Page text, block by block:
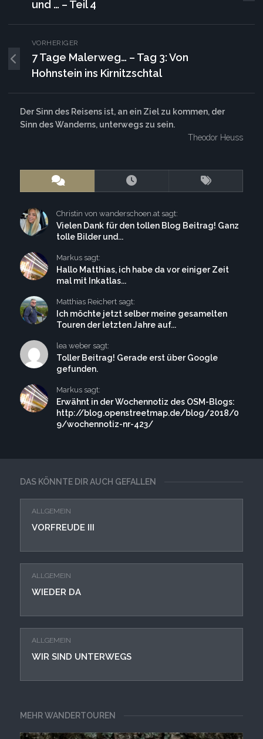
DAS KÖNNTE DIR AUCH GEFALLEN
ALLGEMEIN
VORFREUDE III
ALLGEMEIN
WIEDER DA
ALLGEMEIN
WIR SIND UNTERWEGS
MEHR WANDERTOUREN
und … – Teil 4
VORHERIGER
7 Tage Malerweg… – Tag 3: Von
Hohnstein ins Kirnitzschtal
Der Sinn des Reisens ist, an ein Ziel zu kommen, der
Sinn des Wanderns, unterwegs zu sein.
Theodor Heuss
Christin von wanderschoen.at sagt:
Vielen Dank für den tollen Blog Beitrag! Ganz
tolle Bilder und...
Markus sagt:
Hallo Matthias, ich habe da vor einiger Zeit
mal mit Inkatlas...
Matthias Reichert sagt:
Ich möchte jetzt selber meine gesamelten
Touren der letzten Jahre auf...
lea weber sagt:
Toller Beitrag! Gerade erst über Google
gefunden.
Markus sagt:
Erwähnt in der Wochennotiz des OSM-Blogs:
http://blog.openstreetmap.de/blog/2018/0
9/wochennotiz-nr-423/